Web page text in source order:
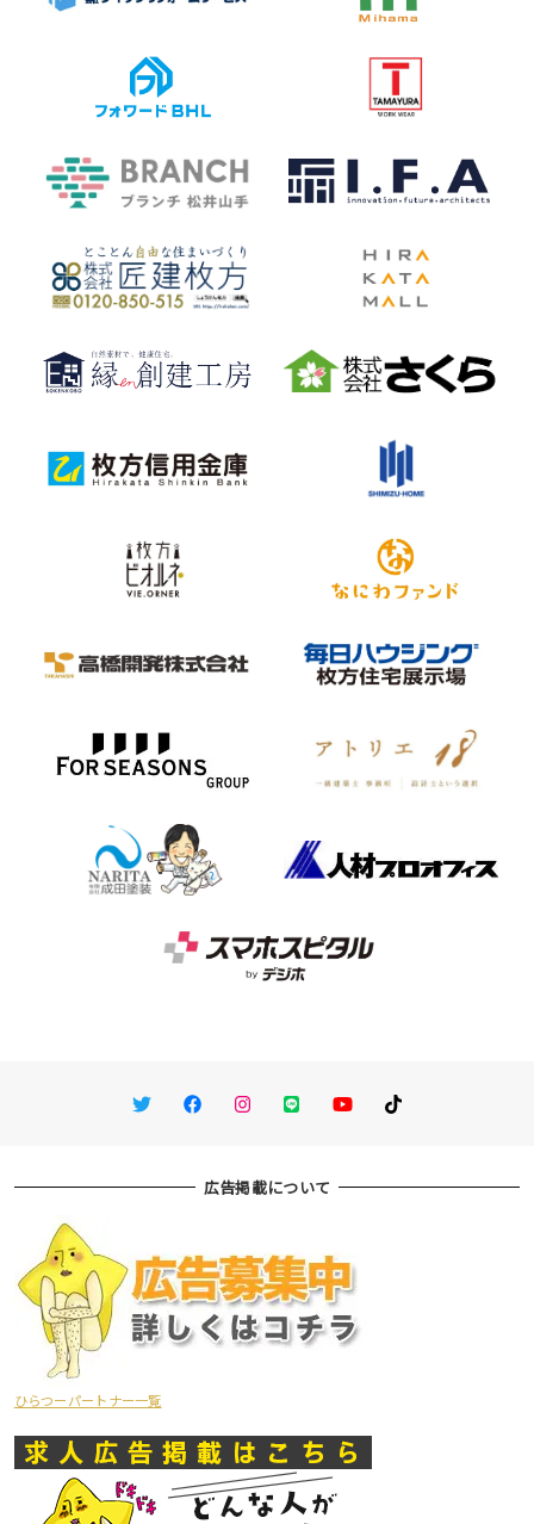
TwitterFacebookInstagram
LINE You TubeTikTok
広告掲載について
ひらつーパートナー一覧